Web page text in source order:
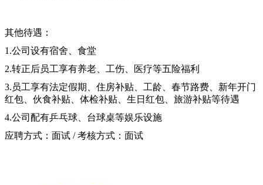
其他待遇：
1.公司设有宿舍、食堂
2.转正后员工享有养老、工伤、医疗等五险福利
3.员工享有法定假期、住房补贴、工龄、春节路费、新年开门
红包、伙食补贴、体检补贴、生日红包、旅游补贴等待遇
4.公司配有乒乓球、台球桌等娱乐设施
应聘方式：面试 / 考核方式：面试